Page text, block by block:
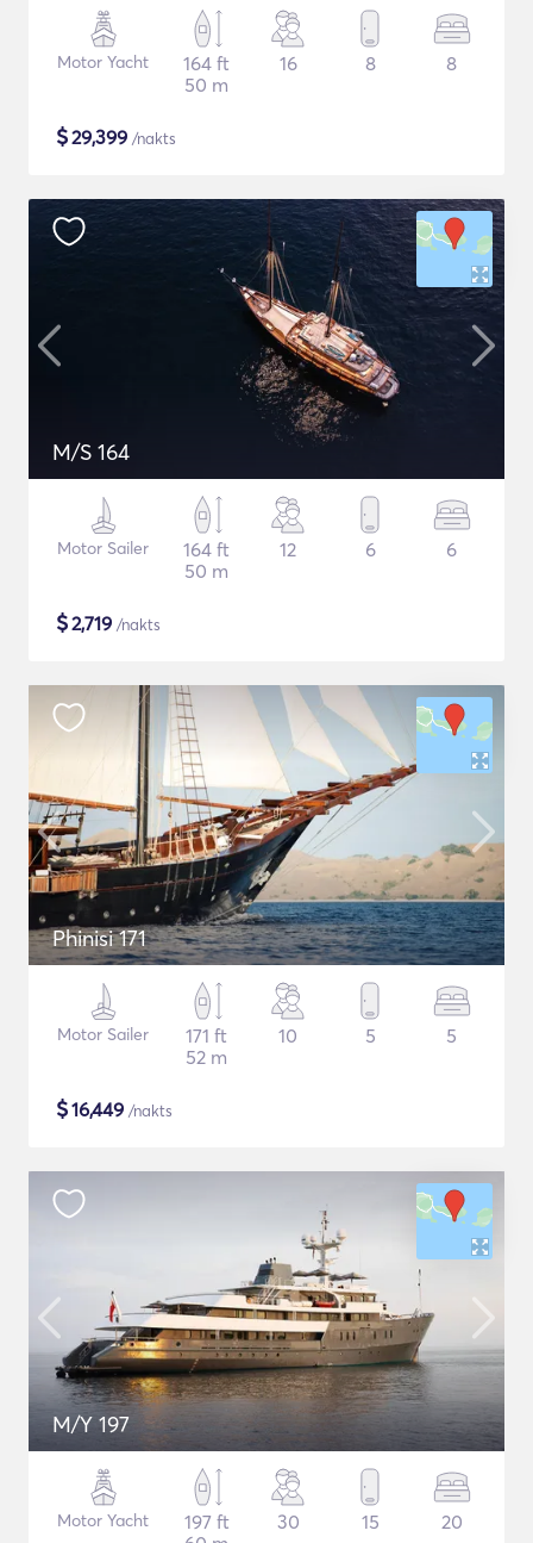
Motor Yacht
164 ft
50 m
16 8 8
$29,399 /nakts
M/S 164
Motor Sailer
164 ft
50 m
12 6 6
$2,719 /nakts
Phinisi 171
Motor Sailer
171 ft
52 m
10 5 5
$16,449 /nakts
M/Y 197
Motor Yacht
197 ft
30 15 20